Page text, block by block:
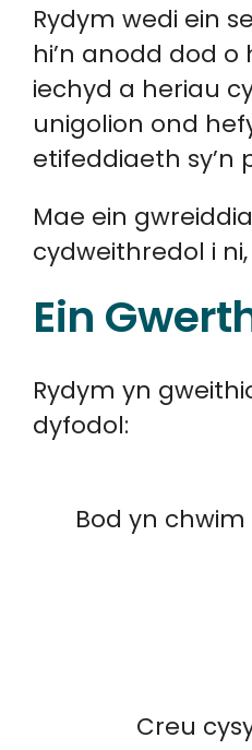
Rydym wedi ein
hi’n anodd dod
iechyd a heriau
unigolion ond
etifeddiaeth sy’n
Mae ein
cydweithredol i
Ein
Rydym yn
dyfodol:
Bod yn
Creu